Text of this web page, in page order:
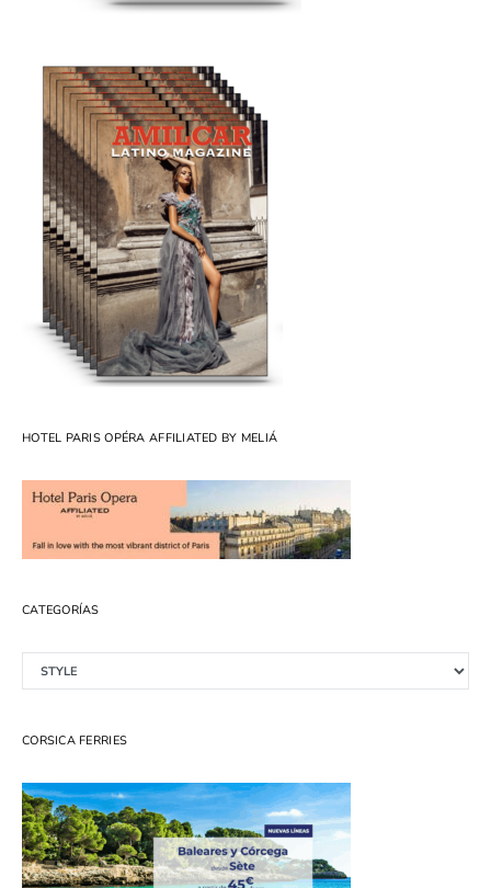
HOTEL PARIS OPÉRA AFFILIATED BY MELIÁ
CATEGORÍAS
CORSICA FERRIES